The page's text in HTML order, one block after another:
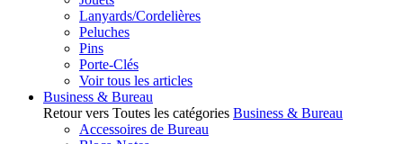
Lanyards/Cordelières
Peluches
Pins
Porte-Clés
Voir tous les articles
Business & Bureau
Retour vers Toutes les catégories Business & Bureau
Accessoires de Bureau